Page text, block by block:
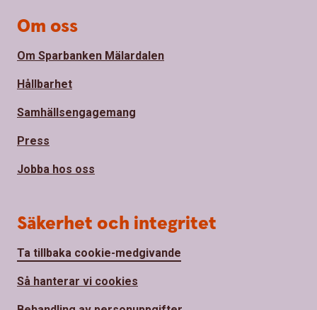
Om oss
Om Sparbanken Mälardalen
Hållbarhet
Samhällsengagemang
Press
Jobba hos oss
Säkerhet och integritet
Ta tillbaka cookie-medgivande
Så hanterar vi cookies